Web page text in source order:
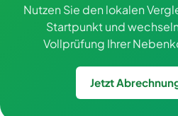
Nutzen Sie den lokalen
Startpunkt und
Vollprüfung Ihrer
Jetzt